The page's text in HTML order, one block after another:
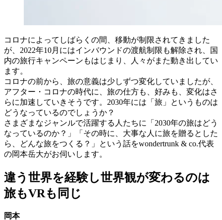
コロナによってしばらくの間、移動が制限されてきました
が、2022年10月にはインバウンドの渡航制限も解除され、国
内の旅行キャンペーンもはじまり、人々がまた動き出してい
ます。
コロナの前から、旅の意義は少しずつ変化していましたが、
アフター・コロナの時代に、旅の仕方も、好みも、変化はさ
らに加速していきそうです。2030年には「旅」というものは
どうなっているのでしょうか？
さまざまなジャンルで活躍する人たちに「2030年の旅はどう
なっているのか？」「その時に、大事な人に旅を贈るとした
ら、どんな旅をつくる？」という話をwondertrunk & co.代表
の岡本岳大がお伺いします。
違う世界を経験し世界観が変わるのは
旅もVRも同じ
岡本